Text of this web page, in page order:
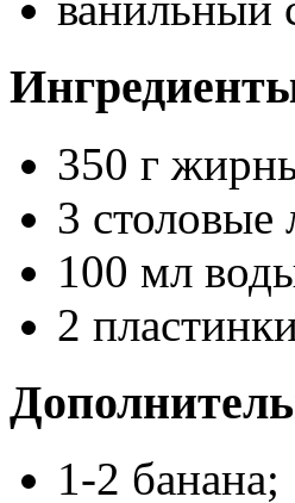
350 г
3
100 мл
2
1-2 банана;